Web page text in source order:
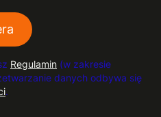
Regulamin (w zakresie
danych odbywa się
.